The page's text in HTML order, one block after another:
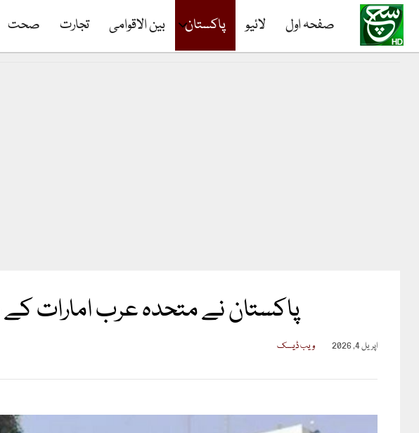
صفحہ اول لائیو پاکستان بین الاقوامی تجارت صحت
پاکستان نے متحدہ عرب امارات کے
اپریل 4, 2026 ویب ڈیسک